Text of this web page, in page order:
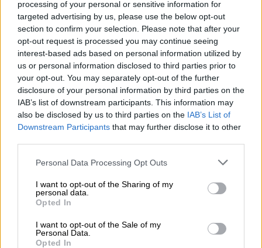
processing of your personal or sensitive information for
targeted advertising by us, please use the below opt-out
section to confirm your selection. Please note that after your
opt-out request is processed you may continue seeing
interest-based ads based on personal information utilized by
us or personal information disclosed to third parties prior to
your opt-out. You may separately opt-out of the further
disclosure of your personal information by third parties on the
IAB’s list of downstream participants. This information may
also be disclosed by us to third parties on the IAB’s List of
Downstream Participants that may further disclose it to other
Personal Data Processing Opt Outs
I want to opt-out of the Sharing of my
personal data.
Opted In
I want to opt-out of the Sale of my
Personal Data.
Opted In
Por
Clara Campoamor: Mi sueño,
mi pesadilla
Por María Pérez Herrero
NOTICIAS MAS VISTAS
OPINIONES PLURALES LABERINTO ESPAÑOL |